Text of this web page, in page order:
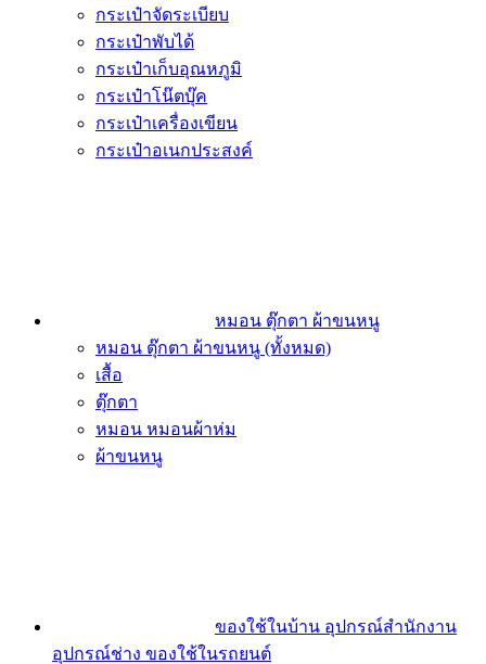
กระเป๋าจัดระเบียบ
กระเป๋าพับได้
กระเป๋าเก็บอุณหภูมิ
กระเป๋าโน๊ตบุ๊ค
กระเป๋าเครื่องเขียน
กระเป๋าอเนกประสงค์
หมอน ตุ๊กตา ผ้าขนหนู
หมอน ตุ๊กตา ผ้าขนหนู (ทั้งหมด)
เสื้อ
ตุ๊กตา
หมอน หมอนผ้าห่ม
ผ้าขนหนู
ของใช้ในบ้าน อุปกรณ์สำนักงาน
อุปกรณ์ช่าง ของใช้ในรถยนต์